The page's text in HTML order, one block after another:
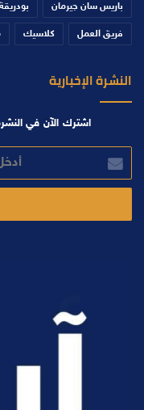
باريس سان جيرمان بودريقة
فريق العمل كلاسيك
النشرة الإخبارية
اشترك الآن في النشرة
بريدك
الإلكتروني